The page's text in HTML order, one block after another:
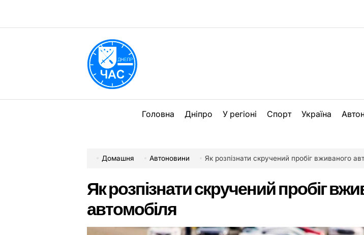
вмісту
Головна Дніпро У регіоні Спорт Україна
Домашня Автоновини Як розпізнати скручений пробіг вживаного
Як розпізнати скручений пробіг
автомобіля